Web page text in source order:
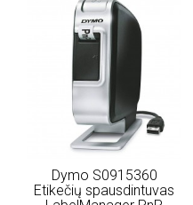
Dymo S0915360
Etikečių spausdintuvas